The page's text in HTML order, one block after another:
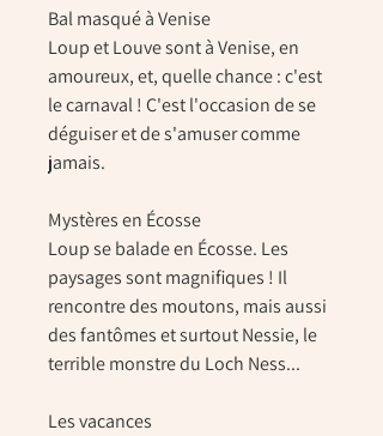
Bal masqué à Venise
Loup et Louve sont à Venise, en
amoureux, et, quelle chance : c'est
le carnaval ! C'est l'occasion de se
déguiser et de s'amuser comme
jamais.
Mystères en Écosse
Loup se balade en Écosse. Les
paysages sont magnifiques ! Il
rencontre des moutons, mais aussi
des fantômes et surtout Nessie, le
terrible monstre du Loch Ness...
Les vacances